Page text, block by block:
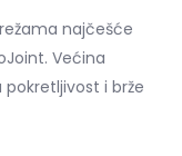
najčešće
Većina
i brže